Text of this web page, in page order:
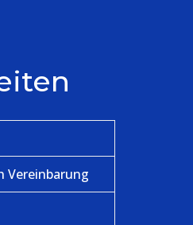
Vereinbarung